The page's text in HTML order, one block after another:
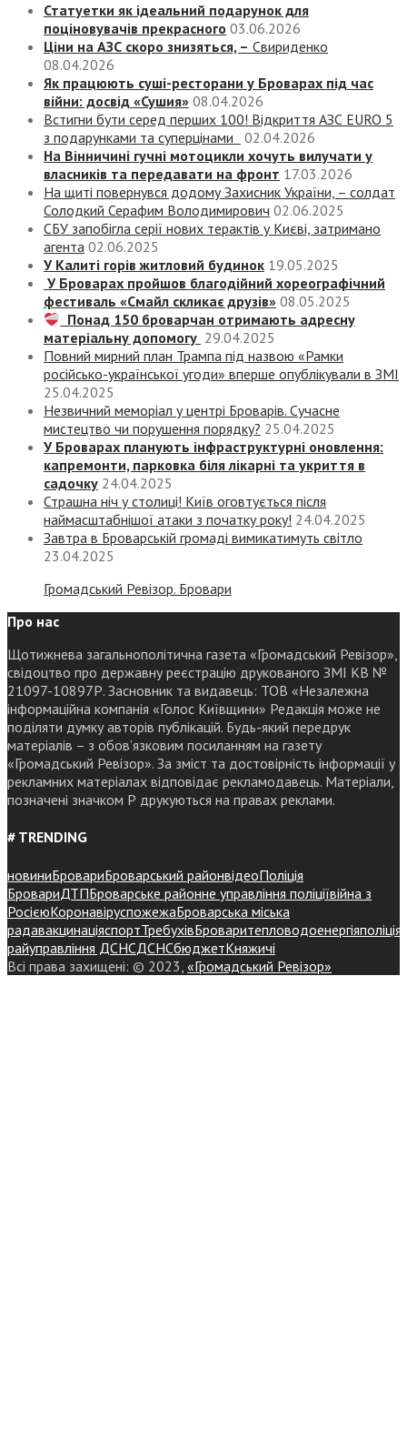
Статуетки як ідеальний подарунок для
поціновувачів прекрасного 03.06.2026
Ціни на АЗС скоро знизяться, – Свириденко
08.04.2026
Як працюють суші-ресторани у Броварах під час
війни: досвід «Сушия» 08.04.2026
Встигни бути серед перших 100! Відкриття АЗС EURO 5
з подарунками та суперцінами
02.04.2026
На Вінничині гучні мотоцикли хочуть вилучати у
власників та передавати на фронт 17.03.2026
На щиті повернувся додому Захисник України, – солдат
Солодкий Серафим Володимирович 02.06.2025
СБУ запобігла серії нових терактів у Києві, затримано
агента 02.06.2025
У Калиті горів житловий будинок 19.05.2025
У Броварах пройшов благодійний хореографічний
фестиваль «Смайл скликає друзів» 08.05.2025
Понад 150 броварчан отримають адресну
матеріальну допомогу 29.04.2025
Повний мирний план Трампа під назвою «‎Рамки
російсько-української угоди» вперше опублікували в ЗМІ
25.04.2025
Незвичний меморіал у центрі Броварів. Сучасне
мистецтво чи порушення порядку? 25.04.2025
У Броварах планують інфраструктурні оновлення:
капремонти, парковка біля лікарні та укриття в
садочку 24.04.2025
Страшна ніч у столиці! Київ оговтується після
наймасштабнішої атаки з початку року! 24.04.2025
Завтра в Броварській громаді вимикатимуть світло
23.04.2025
Громадський Ревізор. Бровари
Про нас
Щотижнева загальнополітична газета «Громадський Ревізор»,
свідоцтво про державну реєстрацію друкованого ЗМІ КВ №
21097-10897Р. Засновник та видавець: ТОВ «Незалежна
інформаційна компанія «Голос Київщини» Редакція може не
поділяти думку авторів публікацій. Будь-який передрук
матеріалів – з обов’язковим посиланням на газету
«Громадський Ревізор». За зміст та достовірність інформації у
рекламних матеріалах відповідає рекламодавець. Матеріали,
позначені значком Р друкуються на правах реклами.
# TRENDING
новиниБровариБроварський районвідеоПоліція
БровариДТПБроварське районне управління поліціївійна з
РосієюКоронавіруспожежаБроварська міська
радавакцинаціяспортТребухівБроваритепловодоенергіяполіція
райуправління ДСНСДСНСбюджетКняжичі
Всі права захищені: © 2023, «Громадський Ревізор»